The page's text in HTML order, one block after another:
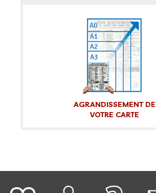
AGRANDISSEMENT DE
VOTRE CARTE